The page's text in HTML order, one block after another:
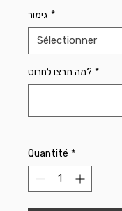
גימור *
מה תרצו לחרוט? *
Quantité *